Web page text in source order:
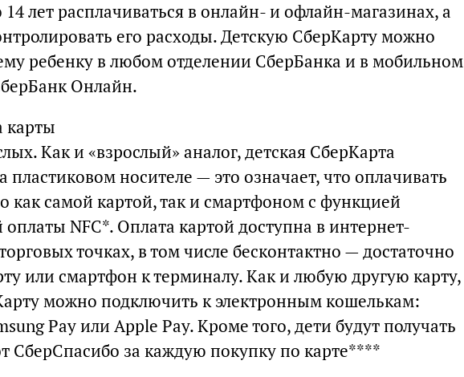
14 лет расплачиваться в онлайн- и офлайн-магазинах, а
его расходы. Детскую СберКарту можно
ребенку в любом отделении СберБанка и в мобильном
Онлайн.
карты
Как и «взрослый» аналог, детская СберКарта
пластиковом носителе — это означает, что оплачивать
как самой картой, так и смартфоном с функцией
оплаты NFC*. Оплата картой доступна в интернет-
точках, в том числе бесконтактно — достаточно
или смартфон к терминалу. Как и любую другую карту,
можно подключить к электронным кошелькам:
Pay или Apple Pay. Кроме того, дети будут получать
СберСпасибо за каждую покупку по карте****